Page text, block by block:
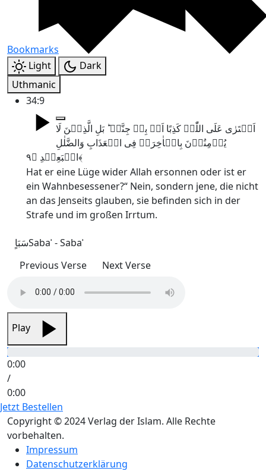
Bookmarks
Light
Dark
Uthmanic
34:9
اَفۡتَرٰی عَلَی اللّٰہِ کَذِبًا اَمۡ بِہٖ جِنَّۃٌ ؕ بَلِ الَّذِیۡنَ لَا
یُؤۡمِنُوۡنَ بِالۡاٰخِرَۃِ فِی الۡعَذَابِ وَالضَّلٰلِ
الۡبَعِیۡدِ ﴿۹﴾
Hat er eine Lüge wider Allah ersonnen oder ist er
ein Wahnbesessener?“ Nein, sondern jene, die nicht
an das Jenseits glauben, sie befinden sich in der
Strafe und im großen Irrtum.
سَبَاٍSabaʾ - Sabaʾ
Previous Verse
Next Verse
Play
0:00
/
0:00
Jetzt Bestellen
Copyright © 2024 Verlag der Islam. Alle Rechte
vorbehalten.
Impressum
Datenschutzerklärung